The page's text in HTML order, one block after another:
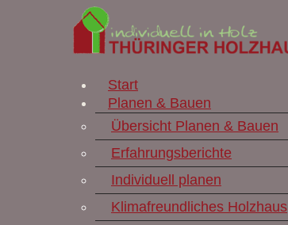
Start
Planen & Bauen
Übersicht Planen & Bauen
Erfahrungsberichte
Individuell planen
Klimafreundliches Holzhaus